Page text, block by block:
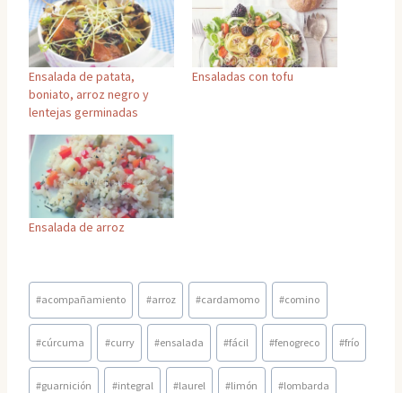
Ensalada de patata,
boniato, arroz negro y
lentejas germinadas
Ensaladas con tofu
Ensalada de arroz
Etiquetas
de
la
entrada:
#acompañamiento #arroz #cardamomo #comino
#cúrcuma #curry #ensalada #fácil #fenogreco #frío
#guarnición #integral #laurel #limón #lombarda